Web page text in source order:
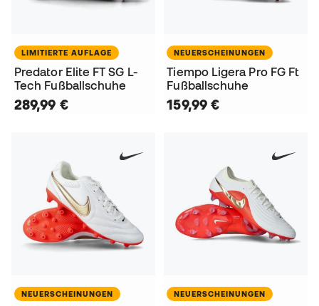
LIMITIERTE AUFLAGE
Predator Elite FT SG L-
Tech Fußballschuhe
289,99 €
NEUERSCHEINUNGEN
Tiempo Ligera Pro FG Ft
Fußballschuhe
159,99 €
NEUERSCHEINUNGEN NEUERSCHEINUNGEN